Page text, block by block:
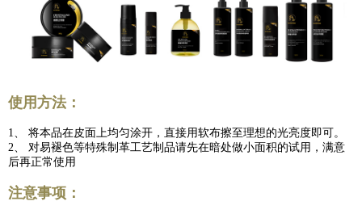
使用方法：
1、 将本品在皮面上均匀涂开，直接用软布擦至理想的光亮度即可。
2、 对易褪色等特殊制革工艺制品请先在暗处做小面积的试用，满意
后再正常使用
注意事项：